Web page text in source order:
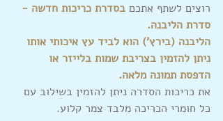
רוצים לשתף אתכם בסדרת כריכות חדשה -
סדרת הליבנה.
הליבנה (בירץ') הוא לביד עץ איכותי אותו
ניתן להזמין בצריבת שמות בלייזר או
הדפסת תמונה מלאה.
את כריכות הסדרה ניתן להזמין בשילוב עם
כל חומרי הכריכה מלבד צמר קלוע.